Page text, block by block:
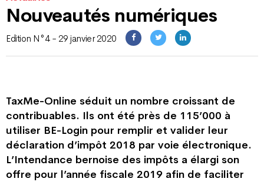
Nouveautés numériques
Edition N°4 - 29 janvier 2020
TaxMe-Online séduit un nombre croissant de
contribuables. Ils ont été près de 115’000 à
utiliser BE-Login pour remplir et valider leur
déclaration d’impôt 2018 par voie électronique.
L’Intendance bernoise des impôts a élargi son
offre pour l’année fiscale 2019 afin de faciliter